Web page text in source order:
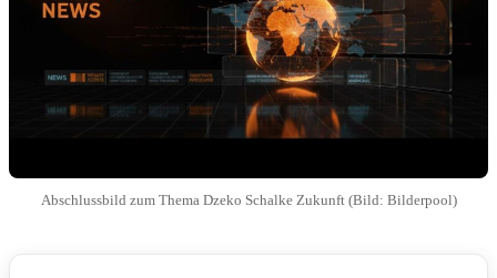
Abschlussbild zum Thema Dzeko Schalke Zukunft (Bild: Bilderpool)